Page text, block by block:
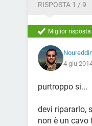
RISPOSTA 1 / 9
Miglior risposta
4 giu
purtroppo si...
devi ripararlo,
non è un